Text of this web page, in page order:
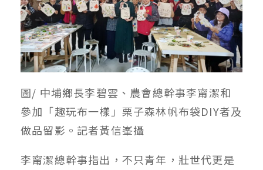
圖/ 中埔鄉長李碧雲、農會總幹事李甯潔和
參加「趣玩布一樣」栗子森林帆布袋DIY者及
做品留影。記者黃信峯攝
李甯潔總幹事指出，不只青年，壯世代更是